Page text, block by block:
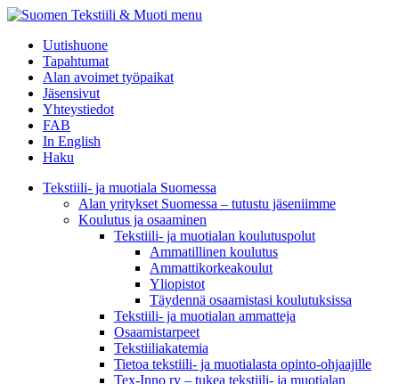
menu
Uutishuone
Tapahtumat
Alan avoimet työpaikat
Jäsensivut
Yhteystiedot
FAB
In English
Haku
Tekstiili- ja muotiala Suomessa
Alan yritykset Suomessa – tutustu jäseniimme
Koulutus ja osaaminen
Tekstiili- ja muotialan koulutuspolut
Ammatillinen koulutus
Ammattikorkeakoulut
Yliopistot
Täydennä osaamistasi koulutuksissa
Tekstiili- ja muotialan ammatteja
Osaamistarpeet
Tekstiiliakatemia
Tietoa tekstiili- ja muotialasta opinto-ohjaajille
Tex-Inno ry – tukea tekstiili- ja muotialan